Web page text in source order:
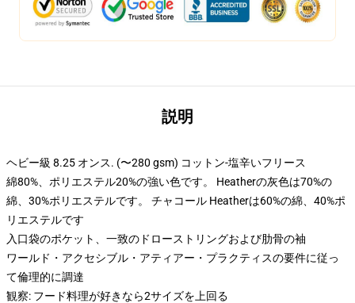
説明
ヘビー級 8.25 オンス. (〜280 gsm) コットン-塩辛いフリース
綿80%、ポリエステル20%の強い色です。 Heatherの灰色は70%の
綿、30%ポリエステルです。 チャコール Heatherは60%の綿、40%ポ
リエステルです
入口袋のポケット、一致のドローストリングおよび肋骨の袖
ワールド・アクセシブル・アティアー・プラクティスの要件に従っ
て倫理的に調達
観察: フード料理が好きなら2サイズを上回る